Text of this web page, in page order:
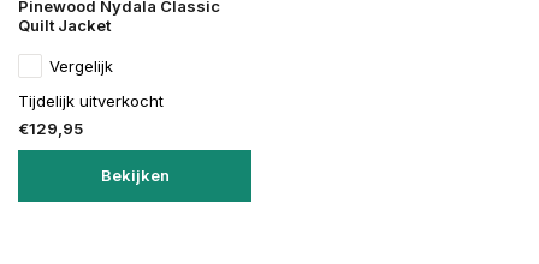
Pinewood Nydala Classic
Quilt Jacket
Vergelijk
Tijdelijk uitverkocht
€129,95
Bekijken